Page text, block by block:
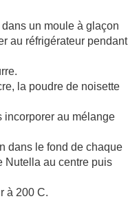
un moule à glaçon
au réfrigérateur pendant
la poudre de noisette
incorporer au mélange
dans le fond de chaque
Nutella au centre puis
à 200 C.